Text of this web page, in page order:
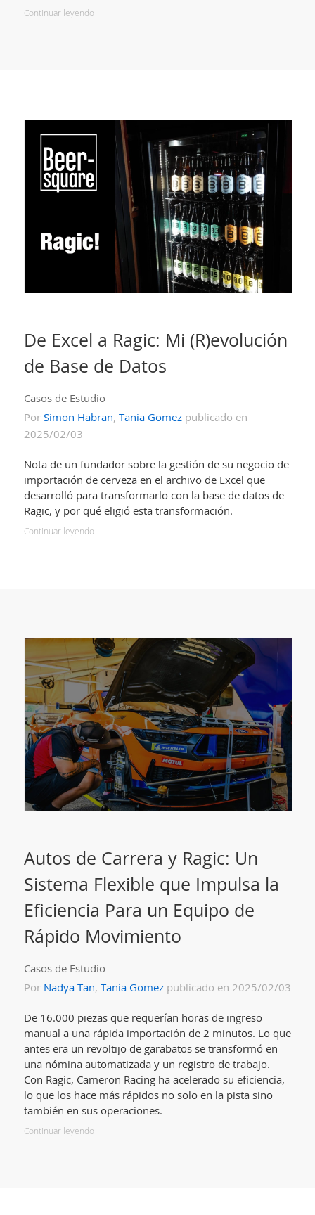
Continuar leyendo
De Excel a Ragic: Mi (R)evolución
de Base de Datos
Casos de Estudio
Por Simon Habran, Tania Gomezpublicado en
2025/02/03
Nota de un fundador sobre la gestión de su negocio de
importación de cerveza en el archivo de Excel que
desarrolló para transformarlo con la base de datos de
Ragic, y por qué eligió esta transformación.
Continuar leyendo
Autos de Carrera y Ragic: Un
Sistema Flexible que Impulsa la
Eficiencia Para un Equipo de
Rápido Movimiento
Casos de Estudio
Por Nadya Tan, Tania Gomezpublicado en 2025/02/03
De 16.000 piezas que requerían horas de ingreso
manual a una rápida importación de 2 minutos. Lo que
antes era un revoltijo de garabatos se transformó en
una nómina automatizada y un registro de trabajo.
Con Ragic, Cameron Racing ha acelerado su eficiencia,
lo que los hace más rápidos no solo en la pista sino
también en sus operaciones.
Continuar leyendo